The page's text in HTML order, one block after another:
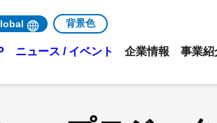
背景色
ニュース / イベント 企業情報 事業紹